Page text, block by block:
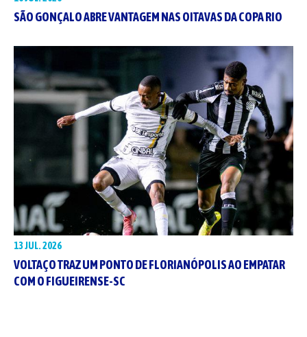
SÃO GONÇALO ABRE VANTAGEM NAS OITAVAS DA COPA RIO
13 JUL. 2026
VOLTAÇO TRAZ UM PONTO DE FLORIANÓPOLIS AO EMPATAR
COM O FIGUEIRENSE-SC